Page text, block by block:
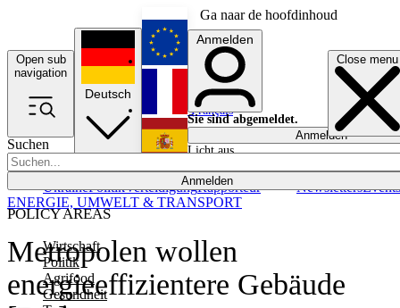
Ga naar de hoofdinhoud
Open sub
navigation
Close menu
Suchen
Anmelden
POLICY AREAS
Wirtschaft
Politik
Agrifood
Gesundheit
UkrainePolitikVerteidigungRapporteur NewslettersEvents
Deutsch
English
Français
Anmelden
Sie sind abgemeldet.
Anmelden
Licht aus
Metropolen wollen
energieeffizientere Gebäude
ENERGIE, UMWELT & TRANSPORT